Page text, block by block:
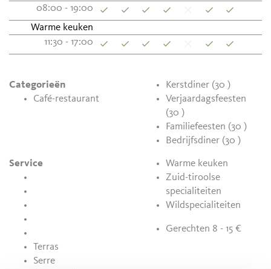
08:00 - 19:00
Warme keuken
11:30 - 17:00
Categorieën
Café-restaurant
Kerstdiner (30 )
Verjaardagsfeesten
(30 )
Familiefeesten (30 )
Bedrijfsdiner (30 )
Service
Terras
Serre
Warme keuken
Zuid-tiroolse
specialiteiten
Wildspecialiteiten
Gerechten 8 - 15 €